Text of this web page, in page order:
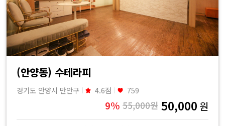
(안양동) 수테라피
경기도 안양시 만안구 4.6점 759
9% 55,000원 50,000 원